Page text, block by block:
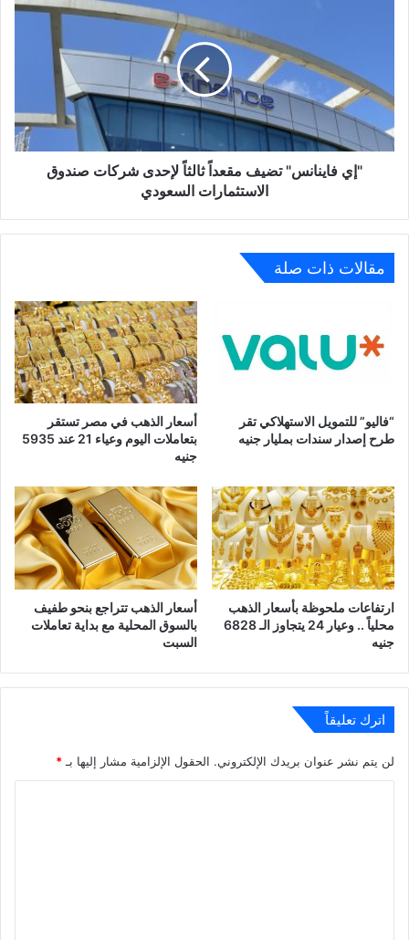
لإحدى
شركات
صندوق
الاستثمارات
السعودي"إي فاينانس" تضيف مقعداً ثالثاً لإحدى شركات صندوق
الاستثمارات السعودي
مقالات ذات صلة
“فاليو” للتمويل الاستهلاكي تقر
طرح إصدار سندات بمليار جنيه
أسعار الذهب في مصر تستقر
بتعاملات اليوم وعياء 21 عند 5935
جنيه
ارتفاعات ملحوظة بأسعار الذهب
محلياً .. وعيار 24 يتجاوز الـ 6828
جنيه
أسعار الذهب تتراجع بنحو طفيف
بالسوق المحلية مع بداية تعاملات
السبت
اترك تعليقاً
لن يتم نشر عنوان بريدك الإلكتروني. الحقول الإلزامية مشار إليها بـ*